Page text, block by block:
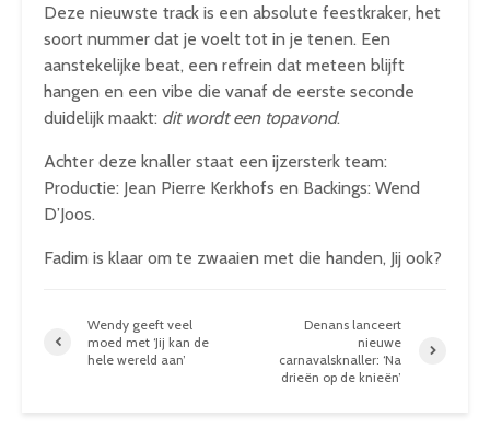
Deze nieuwste track is een absolute feestkraker, het
soort nummer dat je voelt tot in je tenen. Een
aanstekelijke beat, een refrein dat meteen blijft
hangen en een vibe die vanaf de eerste seconde
duidelijk maakt: dit wordt een topavond.
Achter deze knaller staat een ijzersterk team:
Productie: Jean Pierre Kerkhofs en Backings: Wend
D’Joos.
Fadim is klaar om te zwaaien met die handen, Jij ook?
Wendy geeft veel
moed met ‘Jij kan de
hele wereld aan’
Denans lanceert
nieuwe
carnavalsknaller: ‘Na
drieën op de knieën’